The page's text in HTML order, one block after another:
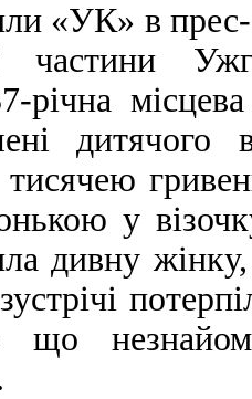
«УК» в прес-
річна
дитячого
у
дивну жінку,